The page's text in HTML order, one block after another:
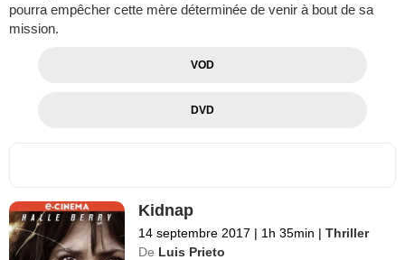
pourra empêcher cette mère déterminée de venir à bout de sa
mission.
VOD
DVD
Kidnap
14 septembre 2017 | 1h 35min | Thriller
De Luis Prieto